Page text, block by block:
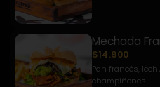
Mechada
$14.900
Pan francés,
champiñones ...